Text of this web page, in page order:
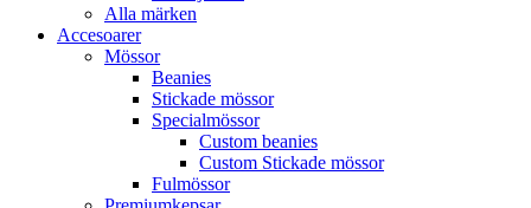
Alla märken
Accesoarer
Mössor
Beanies
Stickade mössor
Specialmössor
Custom beanies
Custom Stickade mössor
Fulmössor